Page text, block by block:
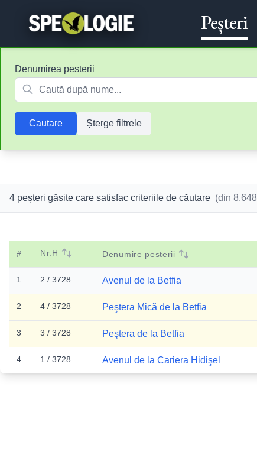
Peșteri
Denumirea pesterii
Cautare Șterge filtrele
4 peșteri găsite care satisfac criteriile de căutare (din 8.648
# Nr.H Denumire pesterii
1 2 / 3728 Avenul de la Betfia
2 4 / 3728 Peştera Mică de la Betfia
3 3 / 3728 Peştera de la Betfia
4 1 / 3728 Avenul de la Cariera Hidişel